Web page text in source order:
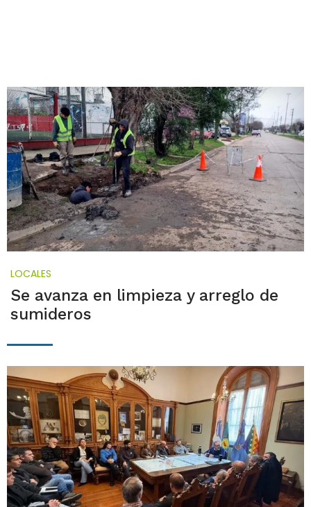
LOCALES
Se avanza en limpieza y arreglo de
sumideros